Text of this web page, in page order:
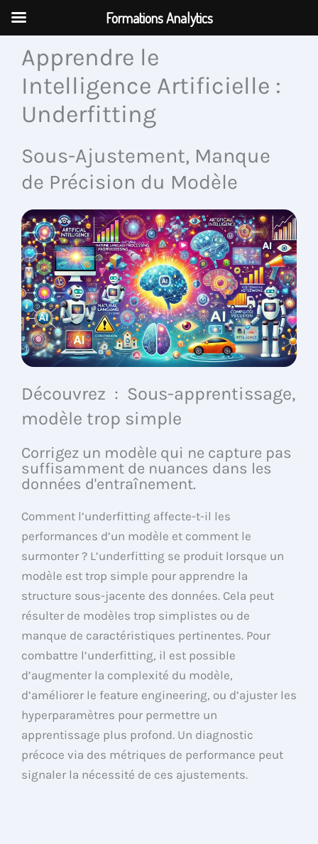
Aller
contenuApprendre le
Intelligence Artificielle :
Underfitting
Sous-Ajustement, Manque
de Précision du Modèle
Découvrez : Sous-apprentissage,
modèle trop simple
Corrigez un modèle qui ne capture pas
suffisamment de nuances dans les
données d'entraînement.
Comment l’underfitting affecte-t-il les
performances d’un modèle et comment le
surmonter ? L’underfitting se produit lorsque un
modèle est trop simple pour apprendre la
structure sous-jacente des données. Cela peut
résulter de modèles trop simplistes ou de
manque de caractéristiques pertinentes. Pour
combattre l’underfitting, il est possible
d’augmenter la complexité du modèle,
d’améliorer le feature engineering, ou d’ajuster les
hyperparamètres pour permettre un
apprentissage plus profond. Un diagnostic
précoce via des métriques de performance peut
signaler la nécessité de ces ajustements.
Formations Analytics